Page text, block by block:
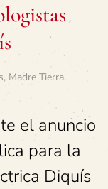
, Madre Tierra.
el anuncio
para la
Diquís